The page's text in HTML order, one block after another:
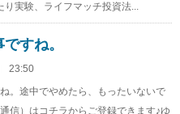
実験、ライフマッチ投資法...
すね。
23:50
。途中でやめたら、もったいないで
信）はコチラからご登録できます♪ゆ